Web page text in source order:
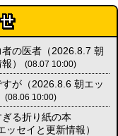
」の動きを対面の会話
い(んちゅたぐい)
で汗がおさえられるの
(べつやく れい) (08.03
の医者（2026.8.7 朝
）
(08.07 10:00)
が（2026.8.6 朝エッ
(08.06 10:00)
る折り紙の本
ッセイと更新情報）